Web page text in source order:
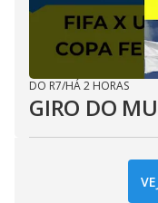
DO R7/HÁ 2 HORAS
GIRO DO